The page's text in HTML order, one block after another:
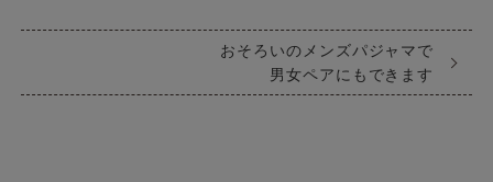
おそろいのメンズパジャマで
男女ペアにもできます